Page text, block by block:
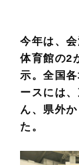
今年は、
体育館の2
示。全国
ースには
ん、県外
た。